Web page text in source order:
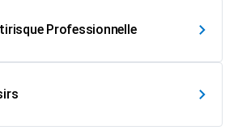
Professionnelle